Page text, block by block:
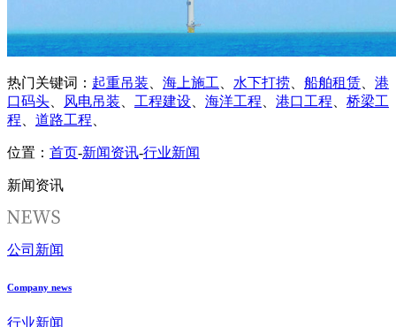
热门关键词： 起重吊装、 海上施工、 水下打捞、 船舶租赁、 港
口码头、 风电吊装、 工程建设、 海洋工程、 港口工程、 桥梁工
程、 道路工程、
位置： 首页-新闻资讯-行业新闻
新闻资讯
公司新闻
Company news
行业新闻